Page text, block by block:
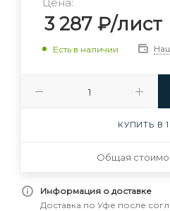
3 287 ₽/лист
Есть в наличии
КУПИТЬ В
Общая
Информация о доставке
Доставка по Уфе после